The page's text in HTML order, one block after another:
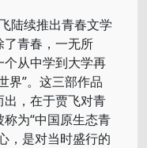
续推出青春文学
青春，一无所
从中学到大学再
界”。这三部作品
，在于贾飞对青
为“中国原生态青
，是对当时盛行的